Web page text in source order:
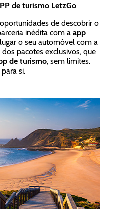
de turismo LetzGo
de descobrir o
inédita com a app
o seu automóvel com a
pacotes exclusivos, que
de turismo, sem limites.
si.